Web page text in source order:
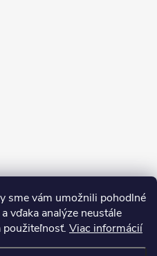
sme vám umožnili pohodlné
vďaka analýze neustále
použiteľnosť. Viac informácií